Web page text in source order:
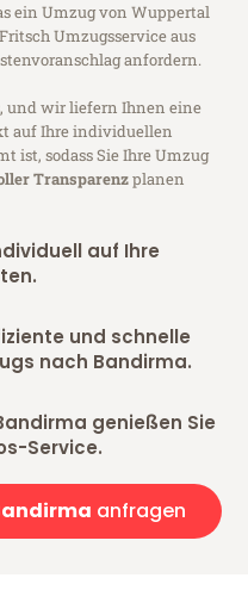
ein Umzug von Wuppertal
Umzugsservice aus
anfordern.
und wir liefern Ihnen eine
auf Ihre individuellen
ist, sodass Sie Ihre Umzug
Transparenzplanen
auf Ihre
und schnelle
nach Bandirma.
genießen Sie
Service.
anfragen